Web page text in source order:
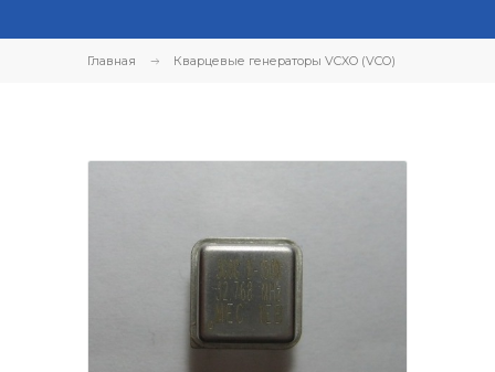
Главная Кварцевые генераторы VCXO (VCO)